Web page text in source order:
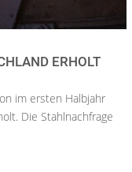
ERHOLT
im ersten Halbjahr
Die Stahlnachfrage